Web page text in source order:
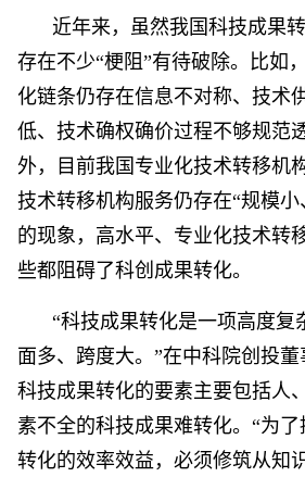
近年来，虽然我国科技成果
存在不少“梗阻”有待破除。比如
化链条仍存在信息不对称、技术
低、技术确权确价过程不够规
外，目前我国专业化技术转移机
技术转移机构服务仍存在“规模
的现象，高水平、专业化技术转
些都阻碍了科创成果转化。
“科技成果转化是一项高度复
面多、跨度大。”在中科院创投董
科技成果转化的要素主要包括人
素不全的科技成果难转化。“为
转化的效率效益，必须修筑从知